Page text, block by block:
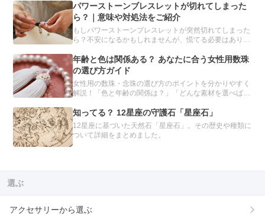
を、目的別にまとめました。「金運を上げたい」と願う
人は必読です。
パワーストーンブレスレットが切れてしまった
ら？｜意味や対処法をご紹介
もしパワーストーンブレスレットが突然切れてしまった
ら？不安になるかもしれませんが、慌てる必要はありま
や、切れたときの対処方法について、分かりやすくご紹
介します。
年齢と色は関係ある？ あなたに合う女性用数珠
の選び方ガイド
女性用の数珠・念珠の選び方のポイントを分かりやすく
解説！「色と年齢の関係は？」「どんな素材を選べばい
ったりの数珠を見つけるお手伝いをします。自分だけの
数珠をオーダーメイドできるサービスも。
知ってる？ 12星座の守護石「星座石」
12星座に基づいた天然石「星座石」。その歴史や種類に
ついて詳細をまとめました。
選ぶ
アクセサリーから選ぶ